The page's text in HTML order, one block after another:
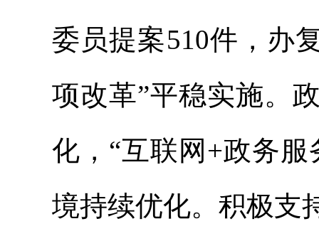
委员提案510件，办
项改革”平稳实施。
化，“互联网+政务
境持续优化。积极支